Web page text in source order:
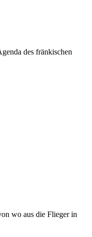
des fränkischen
wo aus die Flieger in